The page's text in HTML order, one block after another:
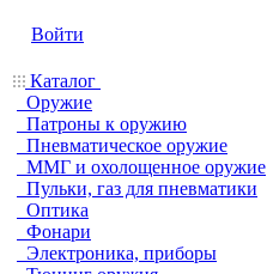
Войти
Каталог
Оружие
Патроны к оружию
Пневматическое оружие
ММГ и охолощенное оружие
Пульки, газ для пневматики
Оптика
Фонари
Электроника, приборы